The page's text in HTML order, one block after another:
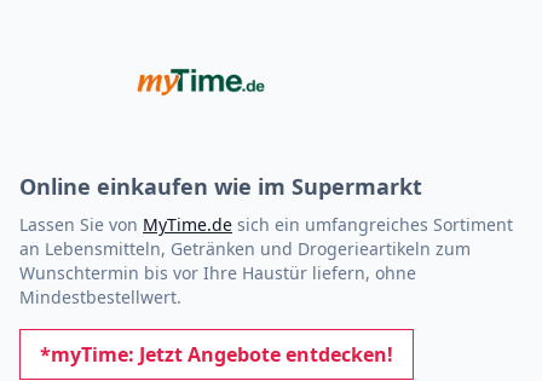
Online einkaufen wie im Supermarkt
Lassen Sie von MyTime.de sich ein umfangreiches Sortiment
an Lebensmitteln, Getränken und Drogerieartikeln zum
Wunschtermin bis vor Ihre Haustür liefern, ohne
Mindestbestellwert.
*myTime: Jetzt Angebote entdecken!